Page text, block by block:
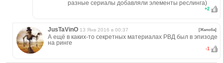
разные сериалы добавляли элементы реслинга)
+2
JusTaVinO 13 Янв 2016 в 00:37 [Жалоба]
А ещё в каких-то секретных материалах РВД был в эпизоде
на ринге
-1